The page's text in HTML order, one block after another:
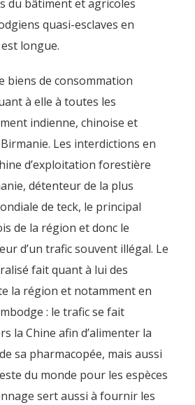
du bâtiment et agricoles
quasi-esclaves en
longue.
biens de consommation
à elle à toutes les
indienne, chinoise et
Les interdictions en
d’exploitation forestière
détenteur de la plus
de teck, le principal
de la région et donc le
d’un trafic souvent illégal. Le
fait quant à lui des
la région et notamment en
: le trafic se fait
la Chine afin d’alimenter la
sa pharmacopée, mais aussi
du monde pour les espèces
sert aussi à fournir les